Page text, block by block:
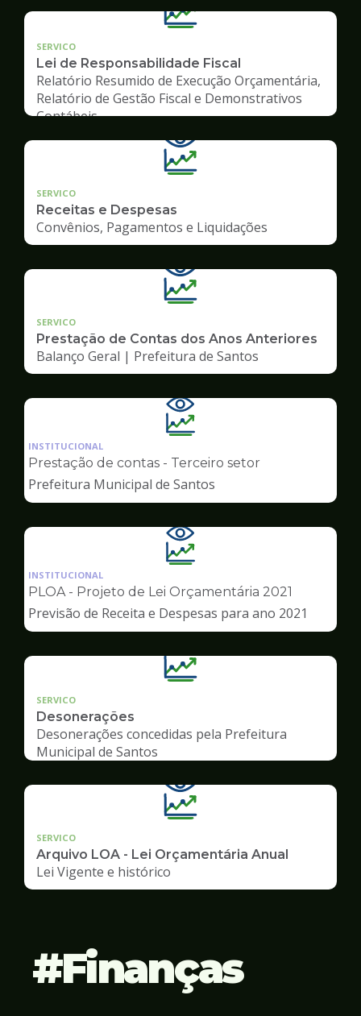
SERVICO
Lei de Responsabilidade Fiscal
Relatório Resumido de Execução Orçamentária,
Relatório de Gestão Fiscal e Demonstrativos
Contábeis
SERVICO
Receitas e Despesas
Convênios, Pagamentos e Liquidações
SERVICO
Prestação de Contas dos Anos Anteriores
Balanço Geral | Prefeitura de Santos
Ilustração
da
pagina
de
Transparência
INSTITUCIONAL
Prestação de contas - Terceiro setor
Prefeitura Municipal de Santos
Ilustração
da
pagina
Transparência
INSTITUCIONAL
PLOA - Projeto de Lei Orçamentária 2021
Previsão de Receita e Despesas para ano 2021
SERVICO
Desonerações
Desonerações concedidas pela Prefeitura
Municipal de Santos
SERVICO
Arquivo LOA - Lei Orçamentária Anual
Lei Vigente e histórico
Finanças